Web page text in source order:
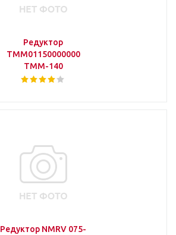
Редуктор
ТММ01150000000
ТММ-140
Редуктор NMRV 075-